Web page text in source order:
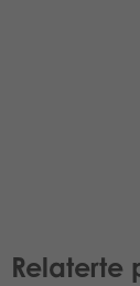
Relaterte